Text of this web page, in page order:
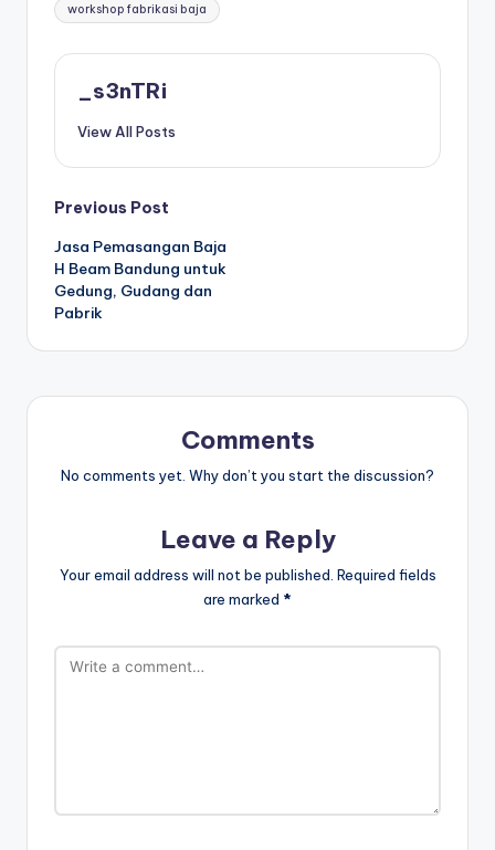
workshop fabrikasi baja
_s3nTRi
View All Posts
Previous Post
Jasa Pemasangan Baja
H Beam Bandung untuk
Gedung, Gudang dan
Pabrik
Comments
No comments yet. Why don’t you start the discussion?
Leave a Reply
Your email address will not be published. Required fields
are marked *